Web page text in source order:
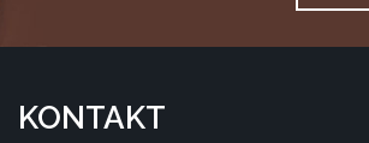
KONTAKT